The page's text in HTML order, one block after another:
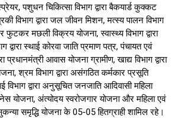
स्प्रेयर, पशुधन चिकित्सा विभाग द्वारा बैकयार्ड कुक्कट
विभाग द्वारा जल जीवन मिशन, मत्स्य पालन विभाग
फुटकर मछली विक्रय योजना, स्वास्थ्य विभाग द्वारा
द्वारा स्थाई कोरवा जाति प्रमाण पत्र, पंचायत एवं
प्रधानमंत्री आवास योजना ग्रामीण, खाद्य विभाग द्वारा
श्रम विभाग द्वारा असंगठित कर्मकार प्रसूति
विभाग द्वारा अनुसूचित जनजाति आदिवासी महिला
योजना, अंत्योदय स्वरोजगार योजना और महिला एवं
सुकन्या समृद्धि योजना के 05-05 हितग्राही शामिल रहे।